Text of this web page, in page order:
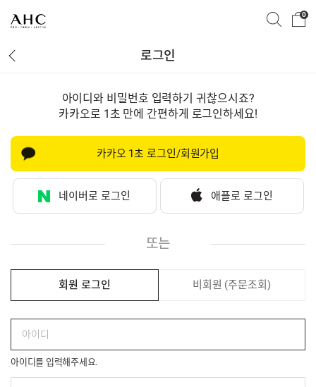
0
로그인
아이디와 비밀번호 입력하기 귀찮으시죠?
카카오로 1초 만에 간편하게 로그인하세요!
카카오 1초 로그인/회원가입
네이버로 로그인 애플로 로그인
또는
회원 로그인 비회원 (주문조회)
아이디를 입력해주세요.